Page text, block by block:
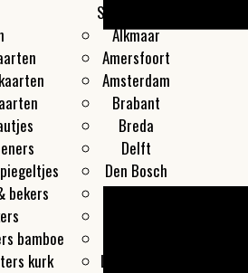
bekers
bamboe
kurk
Steden
Alkmaar
Amersfoort
Amsterdam
Brabant
Breda
Delft
Den Bosch
Den Haag
Leeuwarden